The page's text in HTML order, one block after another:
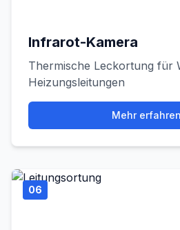
Infrarot-Kamera
Thermische Leckortung für
Heizungsleitungen
Mehr erfahren
06